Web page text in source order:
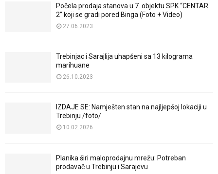
Počela prodaja stanova u 7. objektu SPK “CENTAR
2” koji se gradi pored Binga (Foto + Video)
27.06.2023
Trebinjac i Sarajlija uhapšeni sa 13 kilograma
marihuane
26.10.2023
IZDAJE SE: Namješten stan na najljepšoj lokaciji u
Trebinju /foto/
10.02.2026
Planika širi maloprodajnu mrežu: Potreban
prodavač u Trebinju i Sarajevu